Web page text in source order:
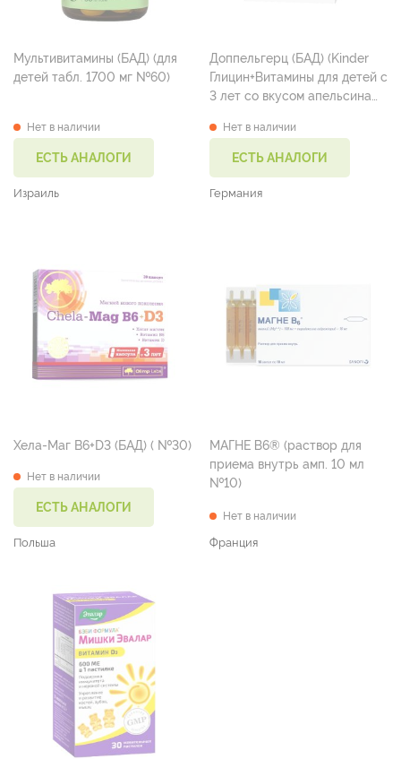
Мультивитамины (БАД) (для
детей табл. 1700 мг №60)
Нет в наличии
ЕСТЬ АНАЛОГИ
Израиль
Доппельгерц (БАД) (Kinder
Глицин+Витамины для детей с
3 лет со вкусом апельсина
Нет в наличии
ЕСТЬ АНАЛОГИ
Германия
Хела-Маг B6+D3 (БАД) ( №30)
Нет в наличии
ЕСТЬ АНАЛОГИ
Польша
МАГНЕ В6® (раствор для
приема внутрь амп. 10 мл
№10)
Нет в наличии
Франция